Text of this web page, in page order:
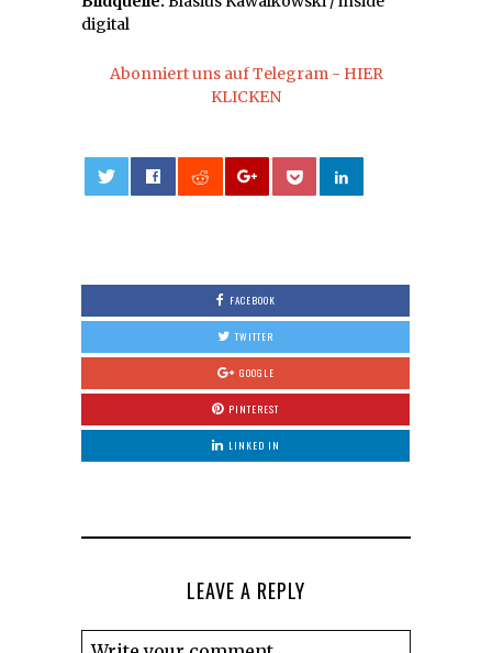
digital
Abonniert uns auf Telegram - HIER
KLICKEN
FACEBOOK
TWITTER
GOOGLE
PINTEREST
LINKED IN
LEAVE A REPLY